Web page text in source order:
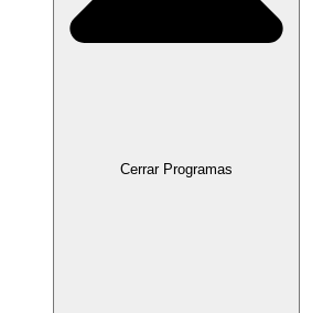
Cerrar Programas